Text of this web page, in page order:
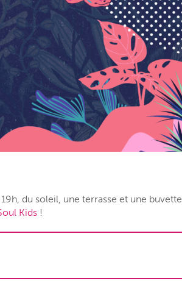
du soleil, une terrasse et une buvette
Kids !